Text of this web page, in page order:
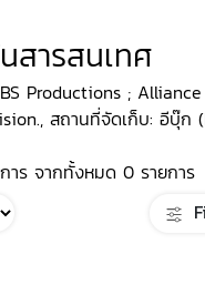
สารสนเทศ
Productions ;
สถานที่จัดเก็บ: อีบุ๊ก
าร จากทั้งหมด 0 รายการ